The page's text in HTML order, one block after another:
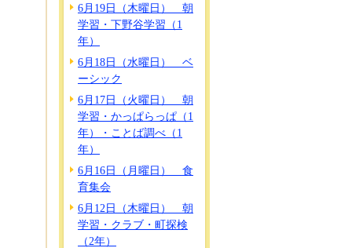
6月19日（木曜日） 朝
学習・下野谷学習（1
年）
6月18日（水曜日） ベ
ーシック
6月17日（火曜日） 朝
学習・かっぱらっぱ（1
年）・ことば調べ（1
年）
6月16日（月曜日） 食
育集会
6月12日（木曜日） 朝
学習・クラブ・町探検
（2年）